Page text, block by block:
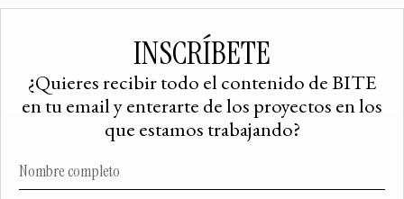
INSCRÍBETE
¿Quieres recibir todo el contenido de BITE
en tu email y enterarte de los proyectos en los
que estamos trabajando?